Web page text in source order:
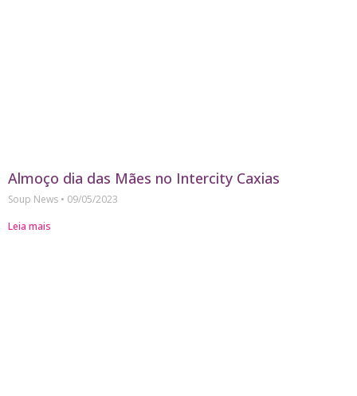
Almoço dia das Mães no Intercity Caxias
Soup News
09/05/2023
Leia mais